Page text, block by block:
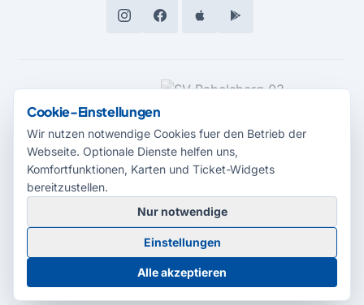
MEDIENPARTNER
© 2026 Radio Potsdam. Webseite entwickelt durch dieMedienagentur
Babelsberg
BarrierefreiheitserklärungAGBDatenschutzImpressum
Cookie-Einstellungen
Cookie-Einstellungen
Wir nutzen notwendige Cookies fuer den Betrieb der
Webseite. Optionale Dienste helfen uns,
Komfortfunktionen, Karten und Ticket-Widgets
bereitzustellen.
Nur notwendige
Einstellungen
Alle akzeptieren